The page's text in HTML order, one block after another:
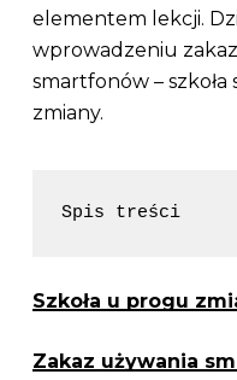
elementem lekcji.
wprowadzeniu
smartfonów –
zmiany.
Spis treści
Szkoła u progu
Zakaz używania